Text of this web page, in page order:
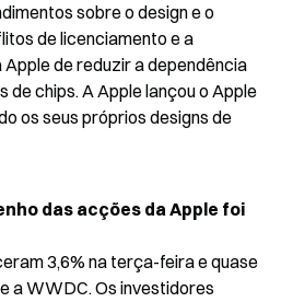
sobre o design e o
de licenciamento e a
de reduzir a dependência
chips. A Apple lançou o Apple
os seus próprios designs de
das acções da Apple foi
3,6% na terça-feira e quase
a WWDC. Os investidores